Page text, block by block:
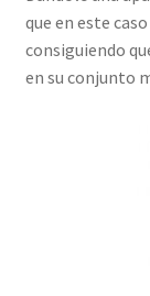
que en este
consiguiendo
en su conjunto